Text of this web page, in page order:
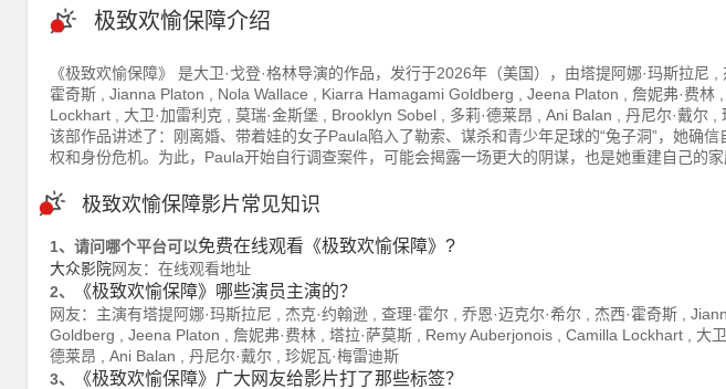
极致欢愉保障介绍
《极致欢愉保障》 是大卫·戈登·格林导演的作品，发行于2026年（美国），由塔提阿娜·玛斯拉尼 ,
霍奇斯 , Jianna Platon , Nola Wallace , Kiarra Hamagami Goldberg , Jeena Platon , 詹妮弗·费林
Lockhart , 大卫·加雷利克 , 莫瑞·金斯堡 , Brooklyn Sobel , 多莉·德莱昂 , Ani Balan , 丹尼尔·戴尔 ,
该部作品讲述了：刚离婚、带着娃的女子Paula陷入了勒索、谋杀和青少年足球的“兔子洞”，她确
权和身份危机。为此，Paula开始自行调查案件，可能会揭露一场更大的阴谋，也是她重建自己的家
极致欢愉保障影片常见知识
1、请问哪个平台可以免费在线观看《极致欢愉保障》?
大众影院网友：在线观看地址
2、
《极致欢愉保障》哪些演员主演的？
网友：主演有塔提阿娜·玛斯拉尼 , 杰克·约翰逊 , 查理·霍尔 , 乔恩·迈克尔·希尔 , 杰西·霍奇斯 ,
Goldberg , Jeena Platon , 詹妮弗·费林 , 塔拉·萨莫斯 , Remy Auberjonois , Camilla Lockhart , 大
德莱昂 , Ani Balan , 丹尼尔·戴尔 , 珍妮瓦·梅雷迪斯
3、
《极致欢愉保障》广大网友给影片打了那些标签？